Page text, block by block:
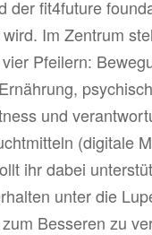
der fit4future
Im Zentrum
Pfeilern:
und
(digitale
ihr dabei
unter die
Besseren zu